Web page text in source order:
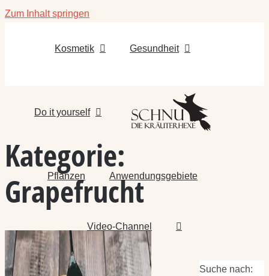
Zum Inhalt springen
Kosmetik Gesundheit
Do it yourself
Pflanzen Anwendungsgebiete
Video-Channel
Kategorie:
Grapefrucht
Suche nach: